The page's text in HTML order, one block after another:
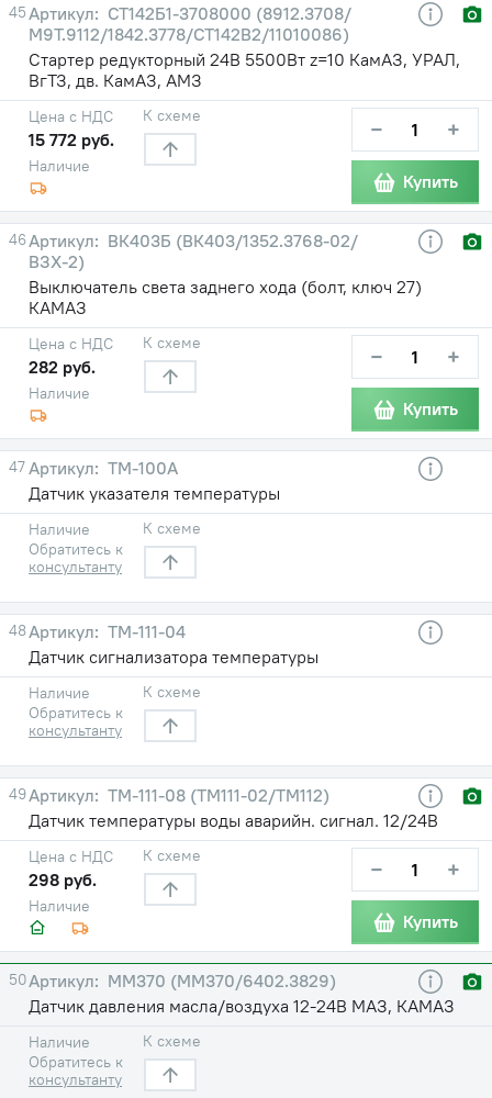
45
СТ142Б1-3708000 (8912.3708/
М9Т.9112/1842.3778/СТ142В2/11010086)
Стартер редукторный 24В 5500Вт z=10 КамАЗ, УРАЛ,
ВгТЗ, дв. КамАЗ, АМЗ
Наличие
Цена с НДС
15 772 руб.
К схеме − +
Купить
46
ВК403Б (ВК403/1352.3768-02/
ВЗХ-2)
Выключатель света заднего хода (болт, ключ 27)
КАМАЗ
Наличие
Цена с НДС
282 руб.
К схеме − +
Купить
47
ТМ-100А
Датчик указателя температуры
Наличие
Обратитесь к
консультанту
К схеме
48
ТМ-111-04
Датчик сигнализатора температуры
Наличие
Обратитесь к
консультанту
К схеме
49
ТМ-111-08 (ТМ111-02/ТМ112)
Датчик температуры воды аварийн. сигнал. 12/24В
Наличие
Цена с НДС
298 руб.
К схеме − +
Купить
50
ММ370 (ММ370/6402.3829)
Датчик давления масла/воздуха 12-24В МАЗ, КАМАЗ
Наличие
Обратитесь к
консультанту
К схеме